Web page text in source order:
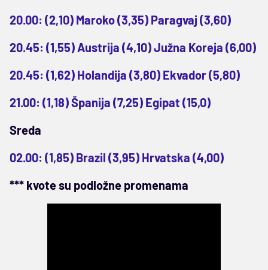
20.00: (2,10) Maroko (3,35) Paragvaj (3,60)
20.45: (1,55) Austrija (4,10) Južna Koreja (6,00)
20.45: (1,62) Holandija (3,80) Ekvador (5,80)
21.00: (1,18) Španija (7,25) Egipat (15,0)
Sreda
02.00: (1,85) Brazil (3,95) Hrvatska (4,00)
*** kvote su podložne promenama